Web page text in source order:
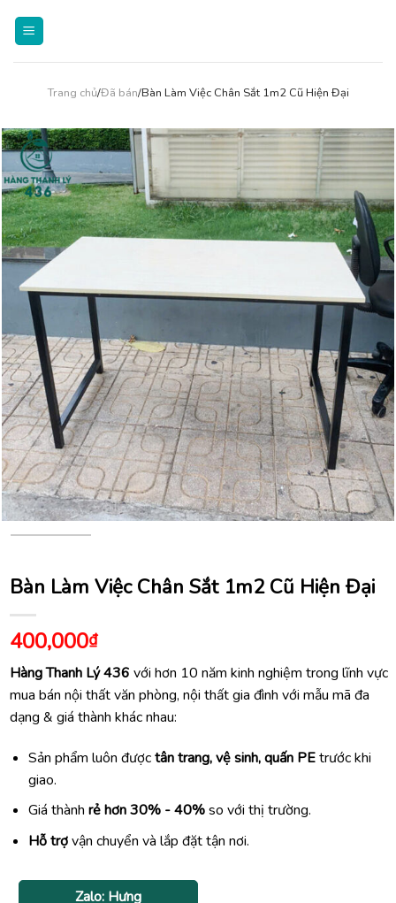
Trang chủ/Đã bán/Bàn Làm Việc Chân Sắt 1m2 Cũ Hiện Đại
Bàn Làm Việc Chân Sắt 1m2 Cũ Hiện Đại
400,000₫
Hàng Thanh Lý 436 với hơn 10 năm kinh nghiệm trong lĩnh vực
mua bán nội thất văn phòng, nội thất gia đình với mẫu mã đa
dạng & giá thành khác nhau:
Sản phẩm luôn đượctân trang, vệ sinh, quấn PEtrước khi
giao.
Giá thành rẻ hơn 30% - 40%so với thị trường.
Hỗ trợvận chuyển và lắp đặt tận nơi.
Zalo: Hưng